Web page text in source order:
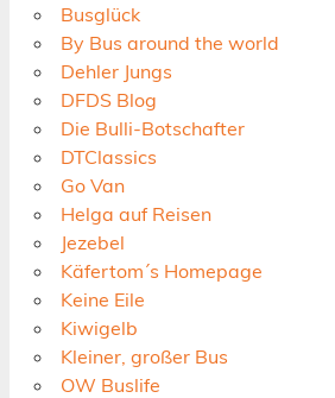
Busglück
By Bus around the world
Dehler Jungs
DFDS Blog
Die Bulli-Botschafter
DTClassics
Go Van
Helga auf Reisen
Jezebel
Käfertom´s Homepage
Keine Eile
Kiwigelb
Kleiner, großer Bus
OW Buslife